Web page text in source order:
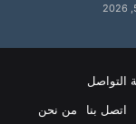
اتصل بنا من نحن